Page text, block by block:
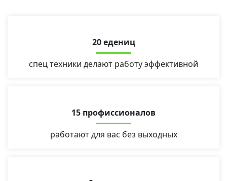
20 едениц
спец техники делают работу эффективной
15 профиссионалов
работают для вас без выходных